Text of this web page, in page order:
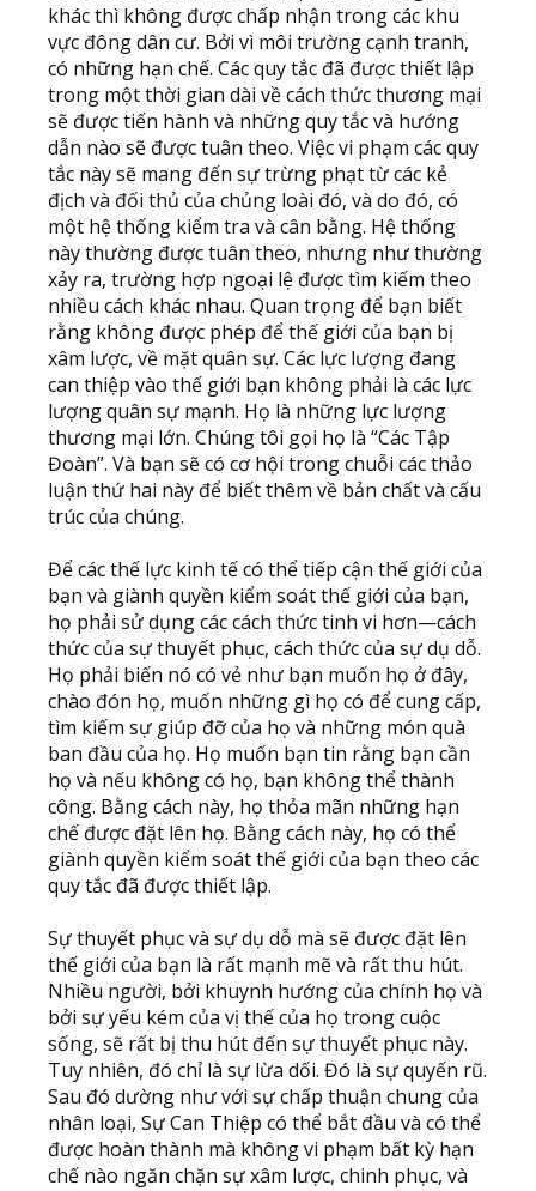
khác thì không được chấp nhận trong các khu
vực đông dân cư. Bởi vì môi trường cạnh tranh,
có những hạn chế. Các quy tắc đã được thiết lập
trong một thời gian dài về cách thức thương mại
sẽ được tiến hành và những quy tắc và hướng
dẫn nào sẽ được tuân theo. Việc vi phạm các quy
tắc này sẽ mang đến sự trừng phạt từ các kẻ
địch và đối thủ của chủng loài đó, và do đó, có
một hệ thống kiểm tra và cân bằng. Hệ thống
này thường được tuân theo, nhưng như thường
xảy ra, trường hợp ngoại lệ được tìm kiếm theo
nhiều cách khác nhau. Quan trọng để bạn biết
rằng không được phép để thế giới của bạn bị
xâm lược, về mặt quân sự. Các lực lượng đang
can thiệp vào thế giới bạn không phải là các lực
lượng quân sự mạnh. Họ là những lực lượng
thương mại lớn. Chúng tôi gọi họ là “Các Tập
Đoàn”. Và bạn sẽ có cơ hội trong chuỗi các thảo
luận thứ hai này để biết thêm về bản chất và cấu
trúc của chúng.
Để các thế lực kinh tế có thể tiếp cận thế giới của
bạn và giành quyền kiểm soát thế giới của bạn,
họ phải sử dụng các cách thức tinh vi hơn—cách
thức của sự thuyết phục, cách thức của sự dụ dỗ.
Họ phải biến nó có vẻ như bạn muốn họ ở đây,
chào đón họ, muốn những gì họ có để cung cấp,
tìm kiếm sự giúp đỡ của họ và những món quà
ban đầu của họ. Họ muốn bạn tin rằng bạn cần
họ và nếu không có họ, bạn không thể thành
công. Bằng cách này, họ thỏa mãn những hạn
chế được đặt lên họ. Bằng cách này, họ có thể
giành quyền kiểm soát thế giới của bạn theo các
quy tắc đã được thiết lập.
Sự thuyết phục và sự dụ dỗ mà sẽ được đặt lên
thế giới của bạn là rất mạnh mẽ và rất thu hút.
Nhiều người, bởi khuynh hướng của chính họ và
bởi sự yếu kém của vị thế của họ trong cuộc
sống, sẽ rất bị thu hút đến sự thuyết phục này.
Tuy nhiên, đó chỉ là sự lừa dối. Đó là sự quyến rũ.
Sau đó dường như với sự chấp thuận chung của
nhân loại, Sự Can Thiệp có thể bắt đầu và có thể
được hoàn thành mà không vi phạm bất kỳ hạn
chế nào ngăn chặn sự xâm lược, chinh phục, và